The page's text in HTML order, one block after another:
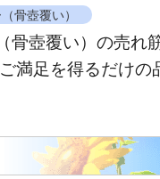
骨壺覆い）
骨壺覆い）の売れ
満足を得るだけの